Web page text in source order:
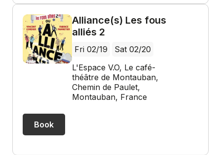
Alliance(s) Les fous
alliés 2
Fri 02/19
Sat 02/20
L'Espace V.O, Le café-
théâtre de Montauban,
Chemin de Paulet,
Montauban, France
Book